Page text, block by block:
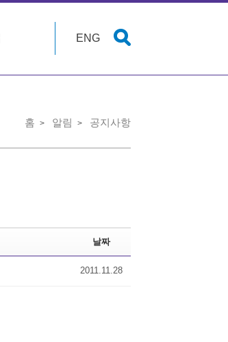
ENG
홈 알림 공지사항
날짜
2011.11.28